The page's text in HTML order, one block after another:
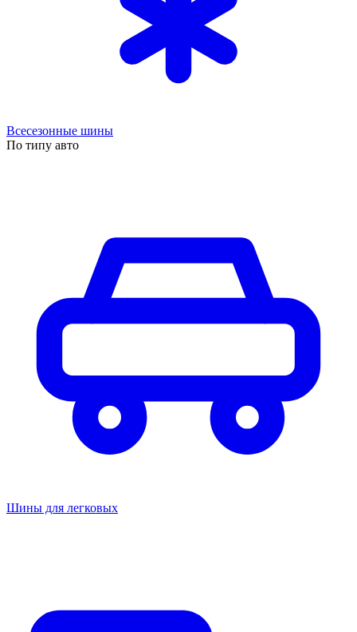
Всесезонные шины
По типу авто
Шины для легковых